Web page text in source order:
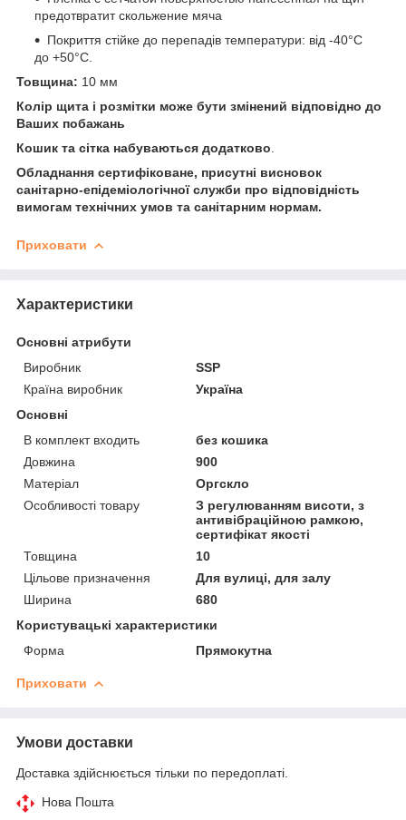
предотвратит скольжение мяча
Покриття стійке до перепадів температури: від -40°С
до +50°С.
Товщина: 10 мм
Колір щита і розмітки може бути змінений відповідно до
Ваших побажань
Кошик та сітка набуваються додатково
Обладнання сертифіковане, присутні висновок
санітарно-епідеміологічної служби про відповідність
вимогам технічних умов та санітарним нормам.
Приховати
Характеристики
Основні атрибути
Виробник
SSP
Країна виробник
Україна
Основні
В комплект входить
без кошика
Довжина
900
Матеріал
Оргскло
Особливості товару
З регулюванням висоти, з
антивібраційною рамкою,
сертифікат якості
Товщина
10
Цільове призначення
Для вулиці, для залу
Ширина
680
Користувацькі характеристики
Форма
Прямокутна
Приховати
Умови доставки
Доставка здійснюється тільки по передоплаті.
Нова Пошта